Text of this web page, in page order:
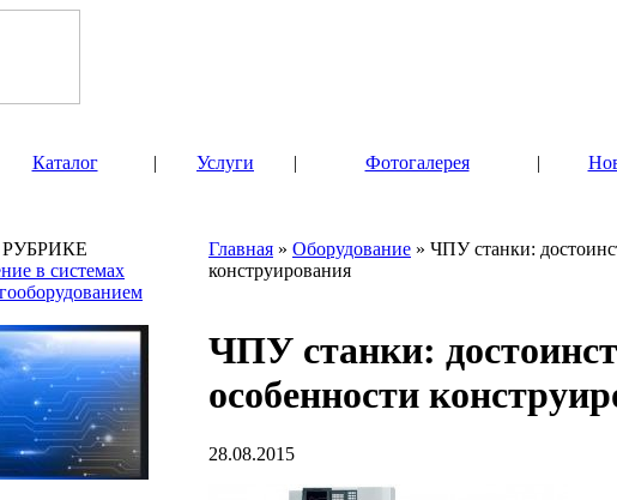
Каталог | Услуги | Фотогалерея |
в системах
Главная » Оборудование » ЧПУ станки:
конструирования
ЧПУ станки:
особенности
28.08.2015